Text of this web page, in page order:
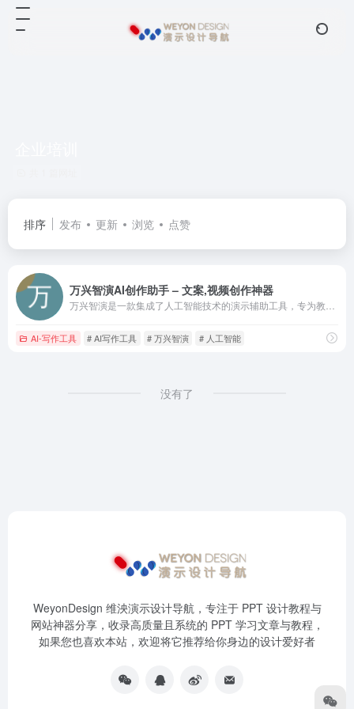
排序 发布 更新 浏览 点赞
万兴智演AI创作助手 – 文案,视频创作神器
AI-写作工具 # AI写作工具 # 万兴智演 # 人工智能
没有了
WeyonDesign 维泱演示设计导航，专注于 PPT 设计教程与
网站神器分享，收录高质量且系统的 PPT 学习文章与教程，
如果您也喜欢本站，欢迎将它推荐给你身边的设计爱好者